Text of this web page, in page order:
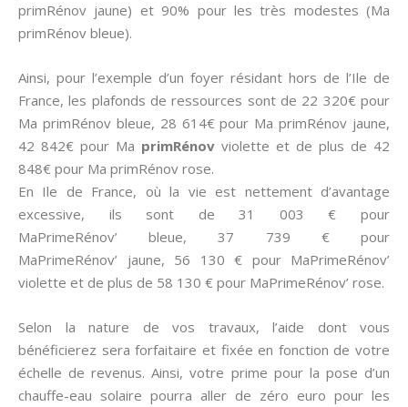
primRénov jaune) et 90% pour les très modestes (Ma
primRénov bleue).
Ainsi, pour l’exemple d’un foyer résidant hors de l’Ile de
France, les plafonds de ressources sont de 22 320€ pour
Ma primRénov bleue, 28 614€ pour Ma primRénov jaune,
42 842€ pour Ma primRénov violette et de plus de 42
848€ pour Ma primRénov rose.
En Ile de France, où la vie est nettement d’avantage
excessive, ils sont de 31 003 € pour
MaPrimeRénov’ bleue, 37 739 € pour
MaPrimeRénov’ jaune, 56 130 € pour MaPrimeRénov’
violette et de plus de 58 130 € pour MaPrimeRénov’ rose.
Selon la nature de vos travaux, l’aide dont vous
bénéficierez sera forfaitaire et fixée en fonction de votre
échelle de revenus. Ainsi, votre prime pour la pose d’un
chauffe-eau solaire pourra aller de zéro euro pour les